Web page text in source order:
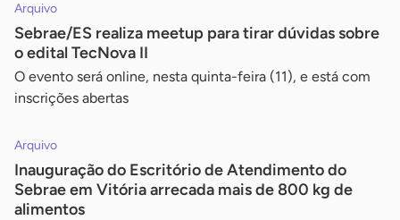
Arquivo
Sebrae/ES realiza meetup para tirar dúvidas sobre
o edital TecNova II
O evento será online, nesta quinta-feira (11), e está com
inscrições abertas
Arquivo
Inauguração do Escritório de Atendimento do
Sebrae em Vitória arrecada mais de 800 kg de
alimentos